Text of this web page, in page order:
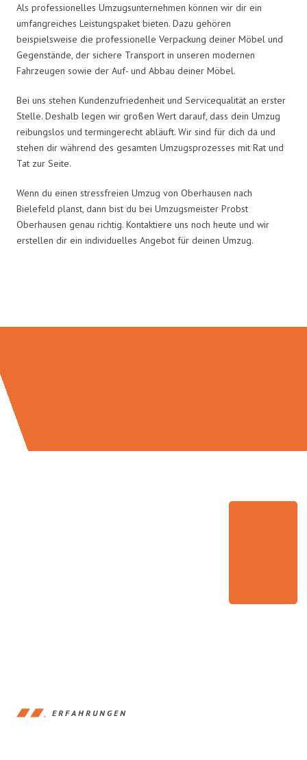
Als professionelles Umzugsunternehmen können wir dir ein
umfangreiches Leistungspaket bieten. Dazu gehören
beispielsweise die professionelle Verpackung deiner Möbel und
Gegenstände, der sichere Transport in unseren modernen
Fahrzeugen sowie der Auf- und Abbau deiner Möbel.
Bei uns stehen Kundenzufriedenheit und Servicequalität an erster
Stelle. Deshalb legen wir großen Wert darauf, dass dein Umzug
reibungslos und termingerecht abläuft. Wir sind für dich da und
stehen dir während des gesamten Umzugsprozesses mit Rat und
Tat zur Seite.
Wenn du einen stressfreien Umzug von Oberhausen nach
Bielefeld planst, dann bist du bei Umzugsmeister Probst
Oberhausen genau richtig. Kontaktiere uns noch heute und wir
erstellen dir ein individuelles Angebot für deinen Umzug.
ERFAHRUNGEN